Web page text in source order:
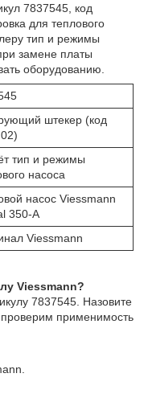
7837545, код
для теплового
тип и режимы
замене платы
оборудованию.
штекер (код
тип и режимы
насоса
насос Viessmann
350-A
Viessmann
Viessmann?
7837545. Назовите
применимость